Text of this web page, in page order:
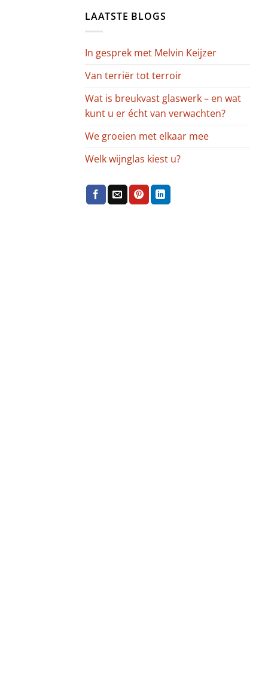
LAATSTE BLOGS
In gesprek met Melvin Keijzer
Van terriër tot terroir
Wat is breukvast glaswerk – en wat
kunt u er écht van verwachten?
We groeien met elkaar mee
Welk wijnglas kiest u?